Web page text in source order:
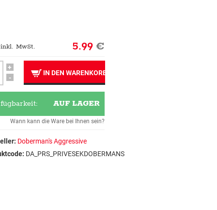
MwSt. 5.99€
+
-
IN DEN WARENKORB
AUF LAGER
Wann kann die Ware bei Ihnen sein?
Doberman's Aggressive
DA_PRS_PRIVESEKDOBERMANS